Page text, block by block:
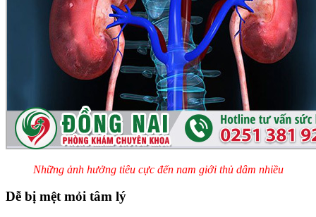
Những ảnh hưởng tiêu cực đến nam giới thủ dâm nhiều
Dễ bị mệt mỏi tâm lý